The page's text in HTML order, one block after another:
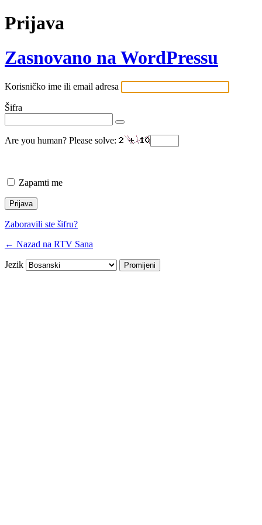
Prijava
Zasnovano na WordPressu
Korisničko ime ili email adresa
Šifra
Are you human? Please solve:
Zapamti me
Zaboravili ste šifru?
← Nazad na RTV Sana
Jezik